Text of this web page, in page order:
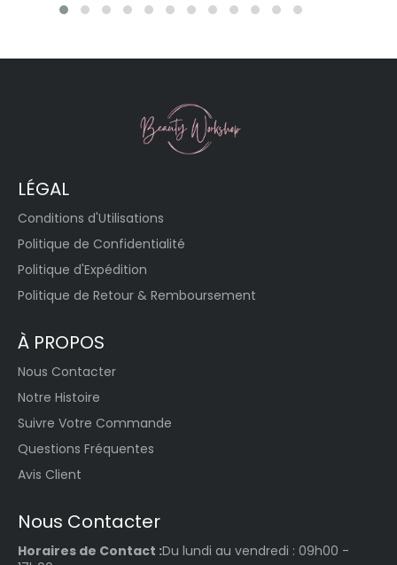
LÉGAL
Conditions d'Utilisations
Politique de Confidentialité
Politique d'Expédition
Politique de Retour & Remboursement
À PROPOS
Nous Contacter
Notre Histoire
Suivre Votre Commande
Questions Fréquentes
Avis Client
Nous Contacter
Horaires de Contact :Du lundi au vendredi : 09h00 -